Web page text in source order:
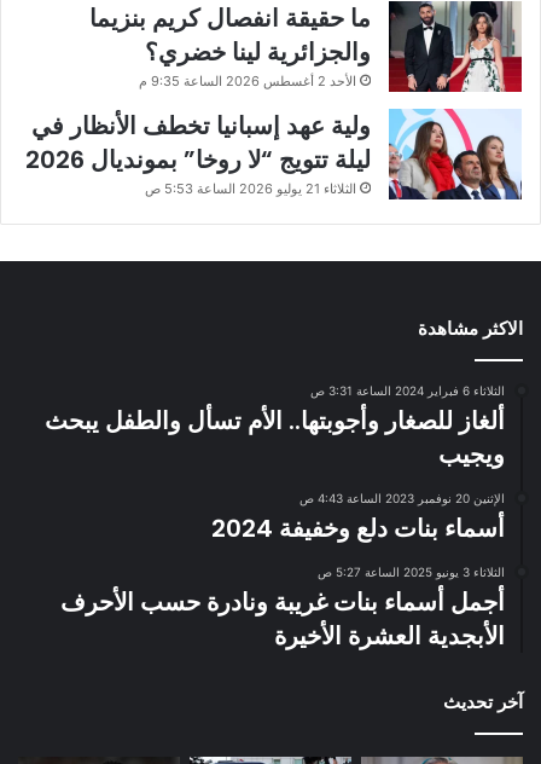
ما حقيقة انفصال كريم بنزيما
والجزائرية لينا خضري؟
الأحد 2 أغسطس 2026 الساعة 9:35 م
ولية عهد إسبانيا تخطف الأنظار في
ليلة تتويج “لا روخا” بمونديال 2026
الثلاثاء 21 يوليو 2026 الساعة 5:53 ص
الاكثر مشاهدة
الثلاثاء 6 فبراير 2024 الساعة 3:31 ص
ألغاز للصغار وأجوبتها.. الأم تسأل والطفل يبحث
ويجيب
الإثنين 20 نوفمبر 2023 الساعة 4:43 ص
أسماء بنات دلع وخفيفة 2024
الثلاثاء 3 يونيو 2025 الساعة 5:27 ص
أجمل أسماء بنات غريبة ونادرة حسب الأحرف
الأبجدية العشرة الأخيرة
آخر تحديث